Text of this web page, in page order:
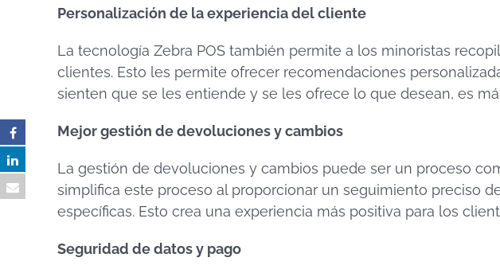
Personalización de la experiencia del cliente
La tecnología Zebra POS también permite a los minoristas
clientes. Esto les permite ofrecer recomendaciones
sienten que se les entiende y se les ofrece lo que desean, es
Mejor gestión de devoluciones y cambios
La gestión de devoluciones y cambios puede ser un proceso
simplifica este proceso al proporcionar un seguimiento preciso
específicas. Esto crea una experiencia más positiva para los
Seguridad de datos y pago